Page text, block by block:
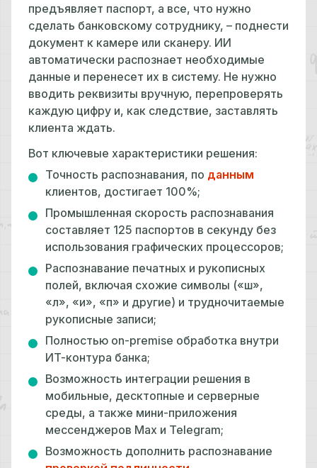
предъявляет паспорт, а все, что нужно
сделать банковскому сотруднику, – поднести
документ к камере или сканеру. ИИ
автоматически распознает необходимые
данные и перенесет их в систему. Не нужно
вводить реквизиты вручную, перепроверять
каждую цифру и, как следствие, заставлять
клиента ждать.
Вот ключевые характеристики решения:
Точность распознавания, по данным
клиентов, достигает 100%;
Промышленная скорость распознавания
составляет 125 паспортов в секунду без
использования графических процессоров;
Распознавание печатных и рукописных
полей, включая схожие символы («ш»,
«л», «и», «п» и другие) и трудночитаемые
рукописные записи;
Полностью on-premise обработка внутри
ИТ-контура банка;
Возможность интеграции решения в
мобильные, десктопные и серверные
среды, а также мини-приложения
мессенджеров Max и Telegram;
Возможность дополнить распознавание